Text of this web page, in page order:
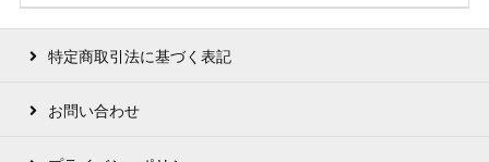
特定商取引法に基づく表記
お問い合わせ